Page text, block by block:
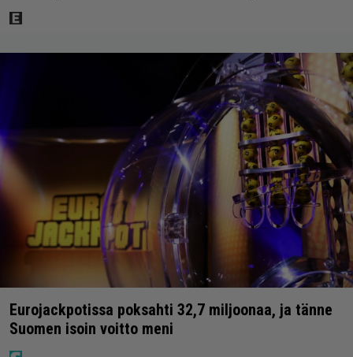
Eurojackpotissa poksahti 32,7 miljoonaa, ja tänne
Suomen isoin voitto meni